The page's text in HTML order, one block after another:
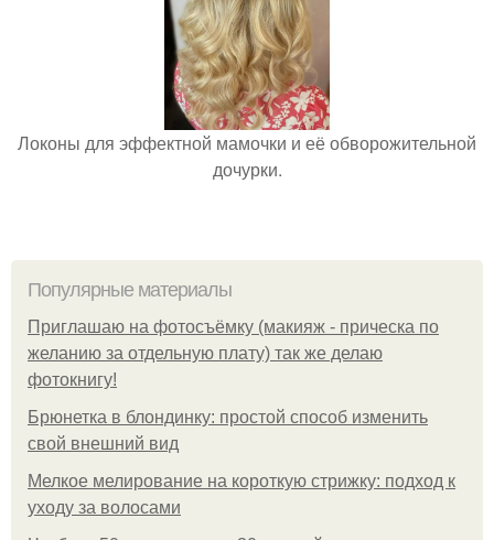
Локоны для эффектной мамочки и её обворожительной
дочурки.
Популярные материалы
Приглашаю на фотосъёмку (макияж - прическа по
желанию за отдельную плату) так же делаю
фотокнигу!
Брюнетка в блондинку: простой способ изменить
свой внешний вид
Мелкое мелирование на короткую стрижку: подход к
уходу за волосами